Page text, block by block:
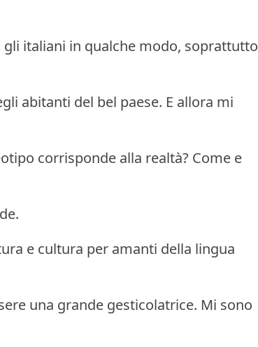
italiani in qualche modo, soprattutto
abitanti del bel paese. E allora mi
corrisponde alla realtà? Come e
e cultura per amanti della lingua
una grande gesticolatrice. Mi sono